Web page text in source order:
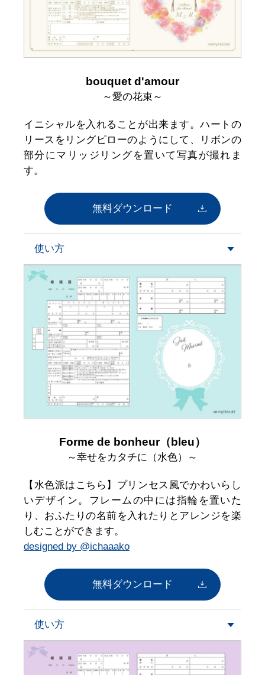
bouquet d'amour
～愛の花束～
イニシャルを入れることが出来ます。ハートの
リースをリングピローのようにして、リボンの
部分にマリッジリングを置いて写真が撮れま
す。
無料ダウンロード
使い方
Forme de bonheur（bleu）
～幸せをカタチに（水色）～
【水色派はこちら】プリンセス風でかわいらし
いデザイン。フレームの中には指輪を置いた
り、おふたりの名前を入れたりとアレンジを楽
しむことができます。
designed by @ichaaako
無料ダウンロード
使い方